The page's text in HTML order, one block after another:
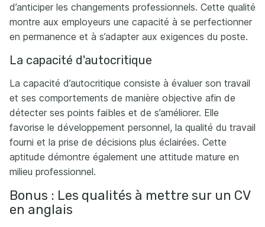
d’anticiper les changements professionnels. Cette qualité
montre aux employeurs une capacité à se perfectionner
en permanence et à s’adapter aux exigences du poste.
La capacité d'autocritique
La capacité d’autocritique consiste à évaluer son travail
et ses comportements de manière objective afin de
détecter ses points faibles et de s’améliorer. Elle
favorise le développement personnel, la qualité du travail
fourni et la prise de décisions plus éclairées. Cette
aptitude démontre également une attitude mature en
milieu professionnel.
Bonus : Les qualités à mettre sur un CV
en anglais